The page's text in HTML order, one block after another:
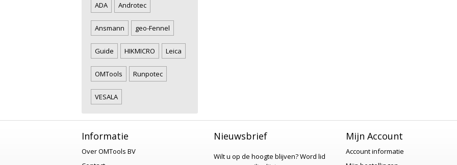
ADA Androtec
Ansmann geo-Fennel
Guide HIKMICRO Leica
OMTools Runpotec
VESALA
Informatie
Over OMTools BV
Nieuwsbrief
Wilt u op de hoogte blijven?Word lid
Mijn Account
Account informatie